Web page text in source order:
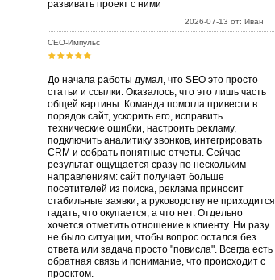
развивать проект с ними
2026-07-13 от: Иван
СЕО-Импульс
До начала работы думал, что SEO это просто
статьи и ссылки. Оказалось, что это лишь часть
общей картины. Команда помогла привести в
порядок сайт, ускорить его, исправить
технические ошибки, настроить рекламу,
подключить аналитику звонков, интегрировать
CRM и собрать понятные отчеты. Сейчас
результат ощущается сразу по нескольким
направлениям: сайт получает больше
посетителей из поиска, реклама приносит
стабильные заявки, а руководству не приходится
гадать, что окупается, а что нет. Отдельно
хочется отметить отношение к клиенту. Ни разу
не было ситуации, чтобы вопрос остался без
ответа или задача просто "повисла". Всегда есть
обратная связь и понимание, что происходит с
проектом.